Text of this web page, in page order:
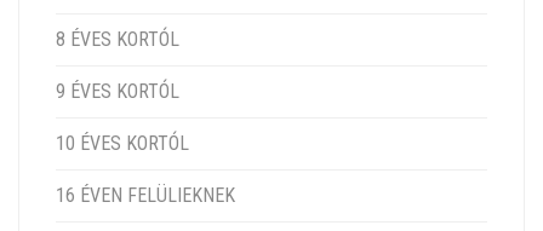
8 ÉVES KORTÓL
9 ÉVES KORTÓL
10 ÉVES KORTÓL
16 ÉVEN FELÜLIEKNEK